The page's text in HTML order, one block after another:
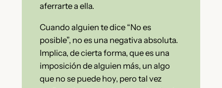
aferrarte a ella.
Cuando alguien te dice “No es
posible”, no es una negativa absoluta.
Implica, de cierta forma, que es una
imposición de alguien más, un algo
que no se puede hoy, pero tal vez